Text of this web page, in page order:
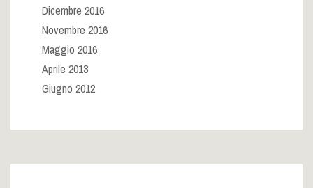
Dicembre 2016
Novembre 2016
Maggio 2016
Aprile 2013
Giugno 2012